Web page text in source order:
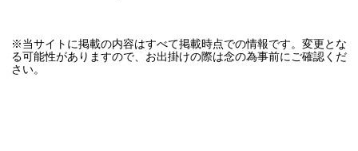
※当サイトに掲載の内容はすべて掲載時点での情報です。変更とな
る可能性がありますので、お出掛けの際は念の為事前にご確認くだ
さい。